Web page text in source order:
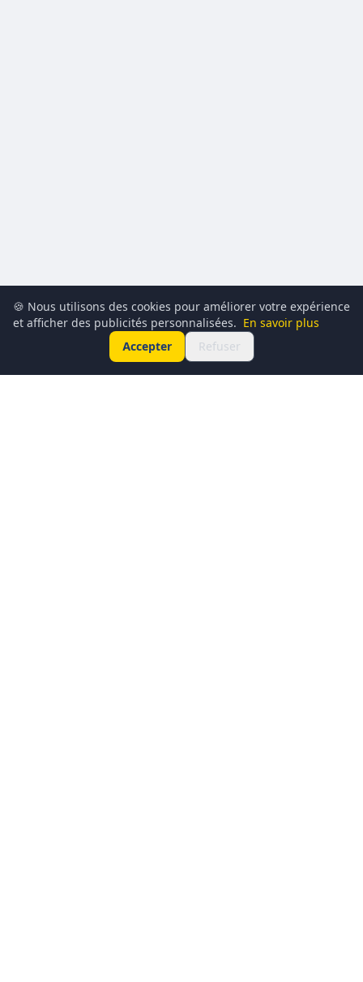
🍪 Nous utilisons des cookies pour améliorer votre expérience
et afficher des publicités personnalisées. En savoir plus
Accepter
Refuser